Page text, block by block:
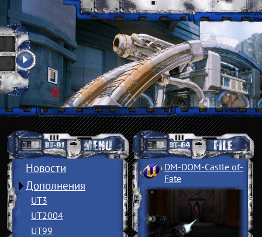
Новости
Дополнения
UT3
UT2004
UT99
DM-DOM-Castle of­
Fate